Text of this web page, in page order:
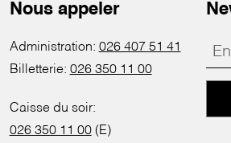
Nous appeler
Administration: 026 407 51 41
Billetterie: 026 350 11 00
Caisse du soir:
026 350 11 00(E)